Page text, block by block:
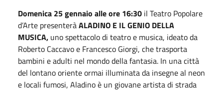
Domenica 25 gennaio alle ore 16:30 il Teatro Popolare
d’Arte presenteràALADINO E IL GENIO DELLA
MUSICA, uno spettacolo di teatro e musica, ideato da
Roberto Caccavo e Francesco Giorgi, che trasporta
bambini e adulti nel mondo della fantasia. In una città
del lontano oriente ormai illuminata da insegne al neon
e locali fumosi, Aladino è un giovane artista di strada